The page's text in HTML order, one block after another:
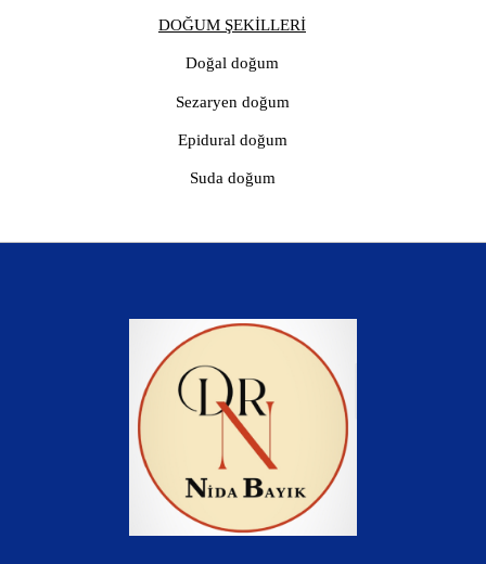
DOĞUM ŞEKİLLERİ
Doğal doğum
Sezaryen doğum
Epidural doğum
Suda doğum